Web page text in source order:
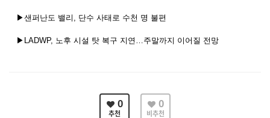
▶샌퍼난도 밸리, 단수 사태로 수천 명 불편
▶LADWP, 노후 시설 탓 복구 지연…주말까지 이어질 전망
0
추천
0
비추천